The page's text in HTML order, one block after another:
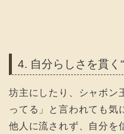
4. 自分らしさを貫く
坊主にしたり、シャボン
ってる」と言われても気
他人に流されず、自分を